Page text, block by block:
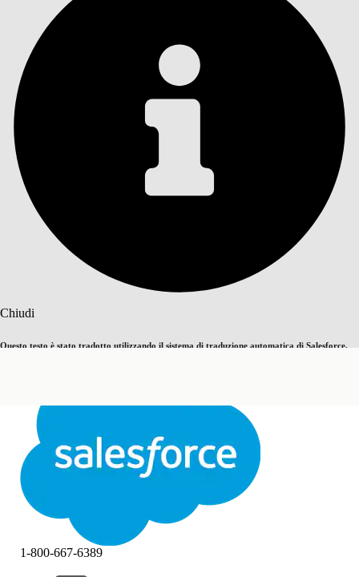
Chiudi
Questo testo è stato tradotto utilizzando il sistema di traduzione automatica di Salesforce.
Chiudi Chiudi
SOMMARIO
1-800-667-6389